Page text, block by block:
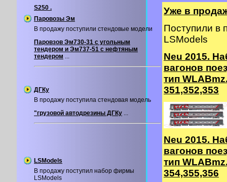
S250 .
Паровозы Эм
В продажу поступили стендовые модели
Паровзов Эм730-31 с угольным
тендером и Эм737-51 с нефтяным
тендером ...
ДГКу
В продажу поступила стендовая модель
"грузовой автодрезины ДГКу ...
LSModels
В продажу поступил набор фирмы
LSModels
Уже в
Поступили
LSModels
Neu 2015.
вагонов
тип
351,352,353
Neu 2015.
вагонов
тип
354,355,356